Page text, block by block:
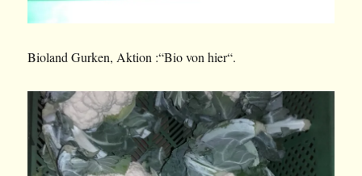
Bioland Gurken, Aktion :“Bio von hier“.